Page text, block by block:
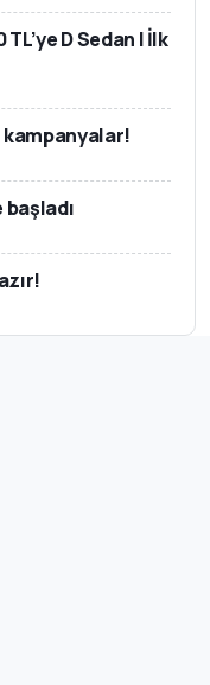
D Sedan | İlk
kampanyalar!